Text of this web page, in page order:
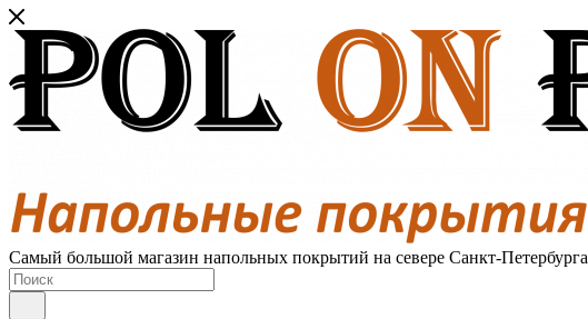
Самый большой магазин напольных покрытий на севере Санкт-Петербурга